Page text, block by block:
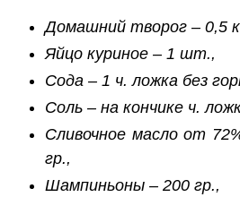
Домашний творог – 0,5
Яйцо куриное – 1 шт.,
Сода – 1 ч. ложка без
Соль – на кончике ч.
Сливочное масло от
гр.,
Шампиньоны – 200 гр.,